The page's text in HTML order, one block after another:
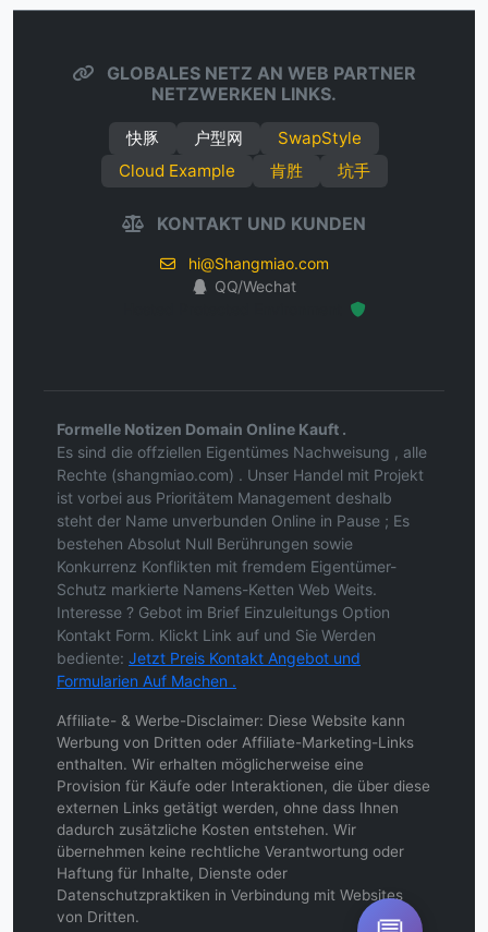
GLOBALES NETZ AN WEB PARTNER
NETZWERKEN LINKS.
快豚 户型网
SwapStyle
Cloud Example
肯胜 坑手
KONTAKT UND KUNDEN
hi@Shangmiao.com
QQ/Wechat
Formelle Notizen Domain Online Kauft .
Es sind die offziellen Eigentümes Nachweisung , alle
Rechte (shangmiao.com) . Unser Handel mit Projekt
ist vorbei aus Prioritätem Management deshalb
steht der Name unverbunden Online in Pause ; Es
bestehen Absolut Null Berührungen sowie
Konkurrenz Konflikten mit fremdem Eigentümer-
Schutz markierte Namens-Ketten Web Weits.
Interesse ? Gebot im Brief Einzuleitungs Option
Kontakt Form. Klickt Link auf und Sie Werden
bediente: Jetzt Preis Kontakt Angebot und
Formularien Auf Machen .
Affiliate- & Werbe-Disclaimer: Diese Website kann
Werbung von Dritten oder Affiliate-Marketing-Links
enthalten. Wir erhalten möglicherweise eine
Provision für Käufe oder Interaktionen, die über diese
externen Links getätigt werden, ohne dass Ihnen
dadurch zusätzliche Kosten entstehen. Wir
übernehmen keine rechtliche Verantwortung oder
Haftung für Inhalte, Dienste oder
Datenschutzpraktiken in Verbindung mit Websites
von Dritten.